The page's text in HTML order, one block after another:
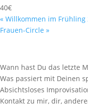
40€
« Willkommen im
Frauen-Circle »
Wann hast Du das letzte
Was passiert mit Deinen
Absichtsloses
Kontakt zu mir, dir,